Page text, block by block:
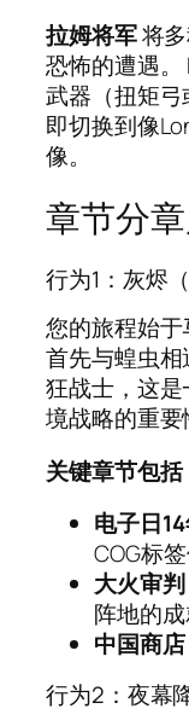
拉姆将军将多
恐怖的遭遇
武器（扭矩
即切换到像
像。
章节分
行为1：灰烬
您的旅程始
首先与蝗虫
狂战士，这
境战略的重要
关键章节包括
电子日
COG标
大火审判
阵地的
中国商店
行为2：夜幕